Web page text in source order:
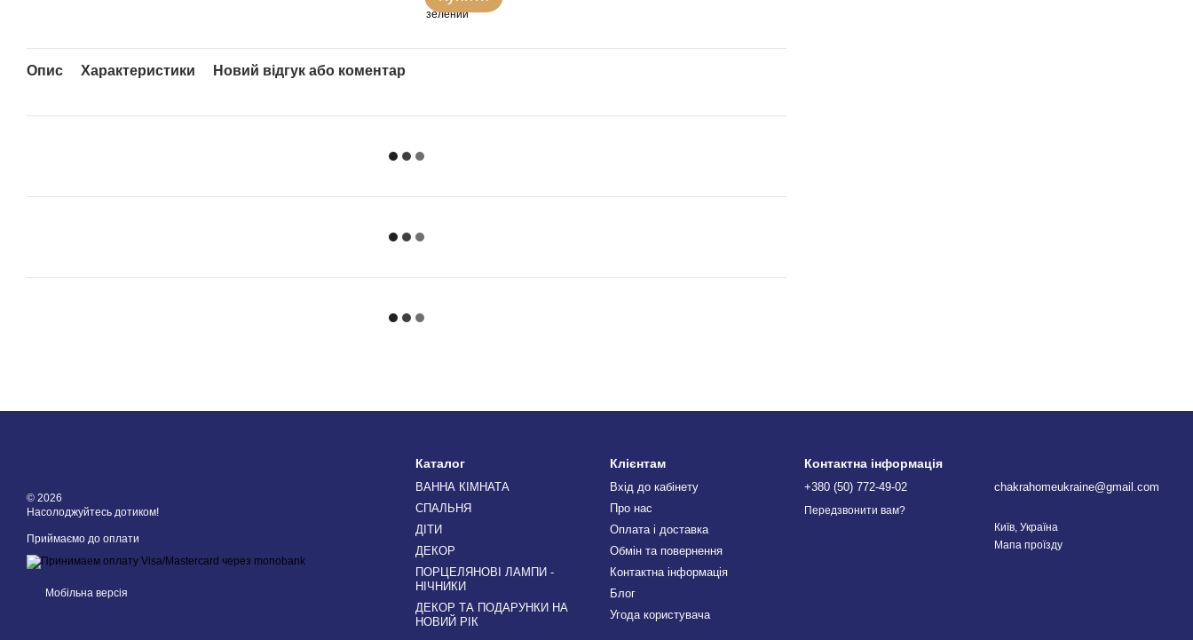
Опис Характеристики Новий відгук або коментар
© 2026
Насолоджуйтесь дотиком!
Приймаємо до оплати
Мобільна версія
Каталог
ВАННА КІМНАТА
СПАЛЬНЯ
ДІТИ
ДЕКОР
ПОРЦЕЛЯНОВІ ЛАМПИ -
НІЧНИКИ
ДЕКОР ТА ПОДАРУНКИ НА
НОВИЙ РІК
Клієнтам
Вхід до кабінету
Про нас
Оплата і доставка
Обмін та повернення
Контактна інформація
Блог
Угода користувача
Контактна інформація
+380 (50) 772-49-02
Передзвонити вам?
chakrahomeukraine@gmail.com
Київ, Україна
Мапа проїзду